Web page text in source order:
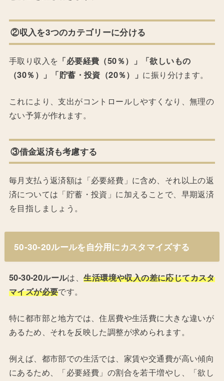
②収入を3つのカテゴリーに分ける
手取り収入を 「必要経費（50％）」「欲しいもの
（30％）」「貯蓄・投資（20％）」 に振り分けます。
これにより、支出がコントロールしやすくなり、無理の
ない予算が作れます。
③借金返済も考慮する
毎月支払う返済額は「必要経費」に含め、それ以上の返
済については「貯蓄・投資」に加えることで、早期返済
を目指しましょう。
50-30-20ルールを自分用にカスタマイズする
50-30-20ルールは、生活環境や収入の差に応じてカスタ
マイズが必要です。
特に都市部と地方では、住居費や生活費に大きな違いが
あるため、それを反映した調整が求められます。
例えば、都市部での生活では、家賃や交通費が高い傾向
にあるため、「必要経費」の割合を若干増やし、「欲し